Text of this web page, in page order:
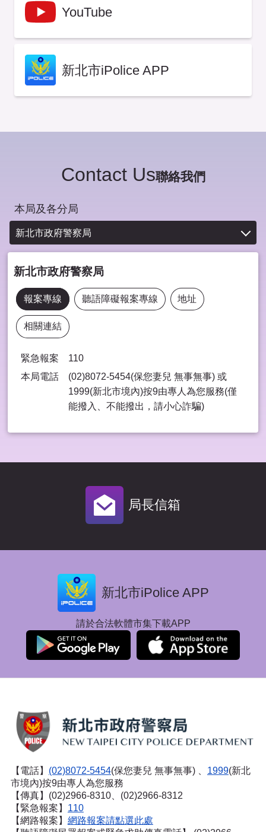
YouTube
新北市iPolice APP
Contact Us聯絡我們
本局及各分局
新北市政府警察局
新北市政府警察局
報案專線 聽語障礙報案專線 地址
相關連結
緊急報案
110
本局電話
(02)8072-5454(保您妻兒 無事無事) 或
1999(新北市境內)按9由專⼈為您服務(僅
能撥入、不能撥出，請⼩⼼詐騙)
局長信箱
新北市iPolice APP
請於合法軟體市集下載APP
【電話】 (02)8072-5454(保您妻兒 無事無事) 、 1999(新北
市境內)按9由專人為您服務
【傳真】(02)2966-8310、(02)2966-8312
【緊急報案】 110
【網路報案】 網路報案請點選此處